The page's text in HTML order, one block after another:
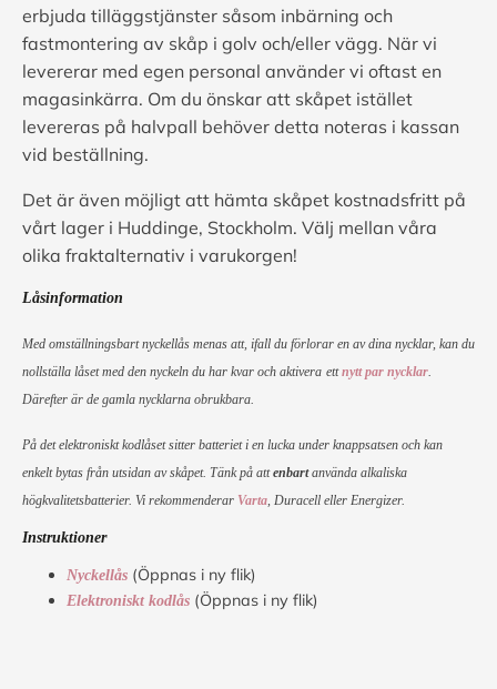
erbjuda tilläggstjänster såsom inbärning och
fastmontering av skåp i golv och/eller vägg. När vi
levererar med egen personal använder vi oftast en
magasinkärra. Om du önskar att skåpet istället
levereras på halvpall behöver detta noteras i kassan
vid beställning.
Det är även möjligt att hämta skåpet kostnadsfritt på
vårt lager i Huddinge, Stockholm. Välj mellan våra
olika fraktalternativ i varukorgen!
Låsinformation
Med omställningsbart nyckellås menas att, ifall du förlorar en av dina nycklar, kan du
nollställa låset med den nyckeln du har kvar och aktivera ettnytt par nycklar.
Därefter är de gamla nycklarna obrukbara.
På det elektroniskt kodlåset sitter batteriet i en lucka under knappsatsen och kan
enkelt bytas från utsidan av skåpet. Tänk på attenbartanvända alkaliska
högkvalitetsbatterier. Vi rekommenderar Varta, Duracell eller Energizer.
Instruktioner
Nyckellås (Öppnas i ny flik)
Elektroniskt kodlås (Öppnas i ny flik)